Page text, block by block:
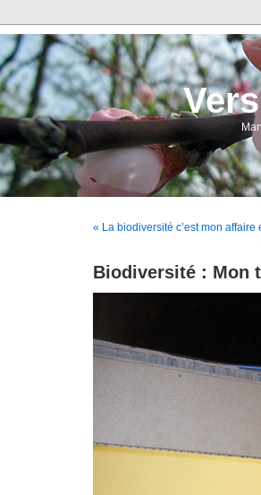
« La biodiversité c’est mon affaire
Biodiversité : Mon